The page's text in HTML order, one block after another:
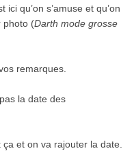
qu’on s’amuse et qu’on
photo (Darth mode grosse
remarques.
pas la date des
et on va rajouter la date.